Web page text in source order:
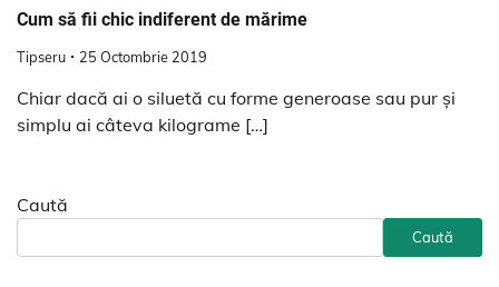
Cum să fii chic indiferent de mărime
Tipseru 25 Octombrie 2019
Chiar dacă ai o siluetă cu forme generoase sau pur și
simplu ai câteva kilograme […]
Caută
Caută